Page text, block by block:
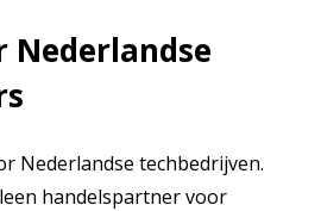
Nederlandse
Nederlandse techbedrijven.
handelspartner voor